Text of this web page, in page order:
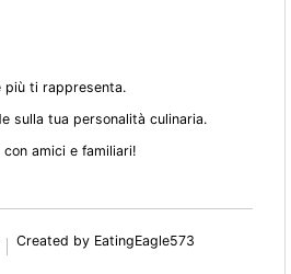
più ti rappresenta.
sulla tua personalità culinaria.
amici e familiari!
Created by EatingEagle573